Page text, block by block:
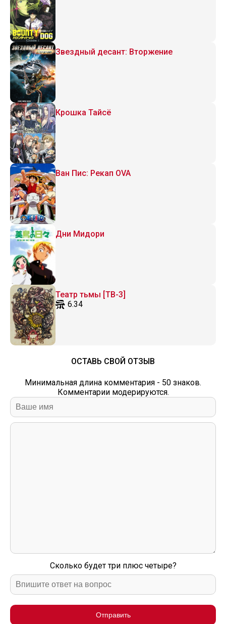
Звездный десант: Вторжение
Крошка Тайсё
Ван Пис: Рекап OVA
Дни Мидори
Театр тьмы [ТВ-3]
6.34
ОСТАВЬ СВОЙ ОТЗЫВ
Минимальная длина комментария - 50 знаков.
Комментарии модерируются.
Сколько будет три плюс четыре?
Отправить